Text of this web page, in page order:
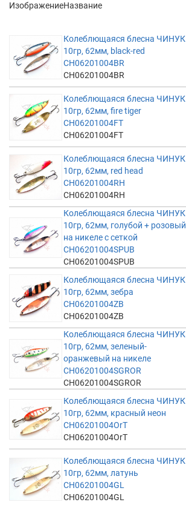
ИзображениеНазвание
Колеблющаяся блесна ЧИНУК
10гр, 62мм, black-red
CH06201004BR
CH06201004BR
Колеблющаяся блесна ЧИНУК
10гр, 62мм, fire tiger
CH06201004FT
CH06201004FT
Колеблющаяся блесна ЧИНУК
10гр, 62мм, red head
CH06201004RH
CH06201004RH
Колеблющаяся блесна ЧИНУК
10гр, 62мм, голубой + розовый
на никеле с сеткой
CH06201004SPUB
CH06201004SPUB
Колеблющаяся блесна ЧИНУК
10гр, 62мм, зебра
CH06201004ZB
CH06201004ZB
Колеблющаяся блесна ЧИНУК
10гр, 62мм, зеленый-
оранжевый на никеле
CH06201004SGROR
CH06201004SGROR
Колеблющаяся блесна ЧИНУК
10гр, 62мм, красный неон
CH06201004OrT
CH06201004OrT
Колеблющаяся блесна ЧИНУК
10гр, 62мм, латунь
CH06201004GL
CH06201004GL